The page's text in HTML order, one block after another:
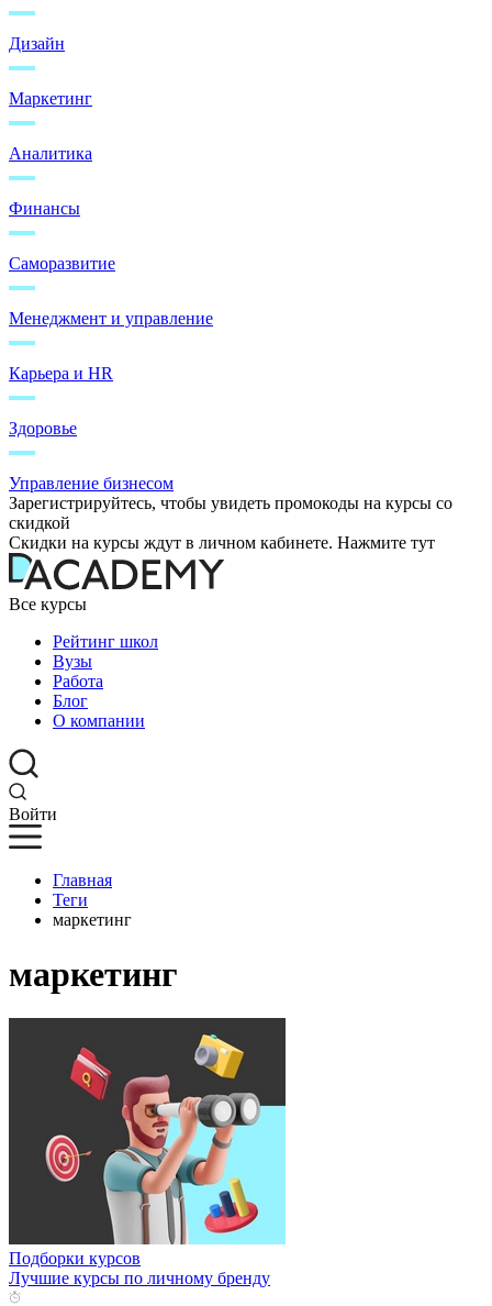
Дизайн
Маркетинг
Аналитика
Финансы
Саморазвитие
Менеджмент и управление
Карьера и HR
Здоровье
Управление бизнесом
Зарегистрируйтесь, чтобы увидеть промокоды на курсы со
скидкой
Скидки на курсы ждут в личном кабинете. Нажмите тут
Все курсы
Рейтинг школ
Вузы
Работа
Блог
О компании
Войти
Главная
Теги
маркетинг
маркетинг
Подборки курсов
Лучшие курсы по личному бренду